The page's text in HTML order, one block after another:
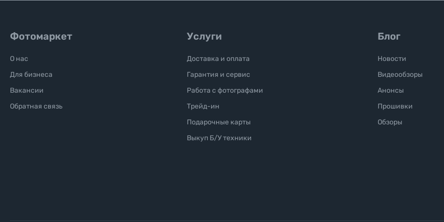
Фотомаркет
О нас
Для бизнеса
Вакансии
Обратная связь
Услуги
Доставка и оплата
Гарантия и сервис
Работа с фотографами
Трейд-ин
Подарочные карты
Выкуп Б/У техники
Блог
Новости
Видеообзоры
Анонсы
Прошивки
Обзоры